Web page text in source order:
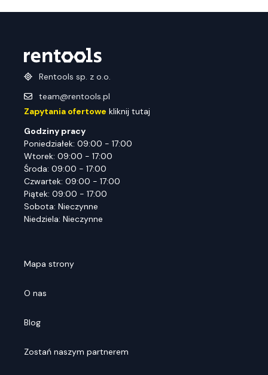
Rentools sp. z o.o.
team@rentools.pl
Zapytania ofertowe kliknij tutaj
Godziny pracy
Poniedziałek: 09:00 - 17:00
Wtorek: 09:00 - 17:00
Środa: 09:00 - 17:00
Czwartek: 09:00 - 17:00
Piątek: 09:00 - 17:00
Sobota: Nieczynne
Niedziela: Nieczynne
Mapa strony
O nas
Blog
Zostań naszym partnerem